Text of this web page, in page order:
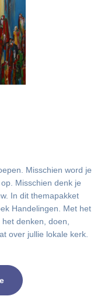
Misschien word je
Misschien denk je
In dit themapakket
Handelingen. Met het
denken, doen,
over jullie lokale kerk.